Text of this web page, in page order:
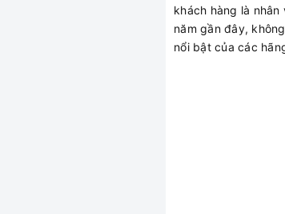
khách hàng là
năm gần đây,
nổi bật của các